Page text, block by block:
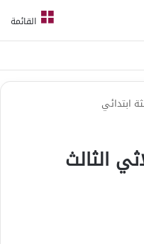
القائمة
ابتدائي
الثالث